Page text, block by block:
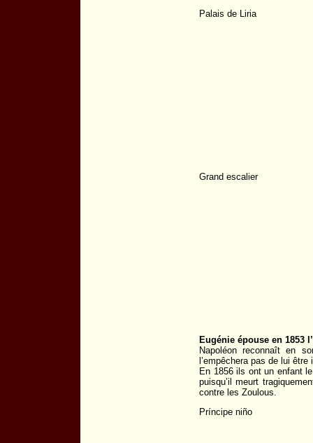
Palais de Liria
Grand escalier
Eugénie épouse en 1853
Napoléon reconnaît en
l’empêchera pas de lui
En 1856 ils ont un enfant
puisqu’il meurt
contre les Zoulous.
Príncipe niño